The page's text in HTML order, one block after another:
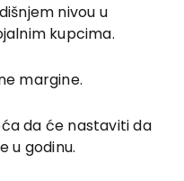
nivou u
kupcima.
margine.
da će nastaviti da
u godinu.